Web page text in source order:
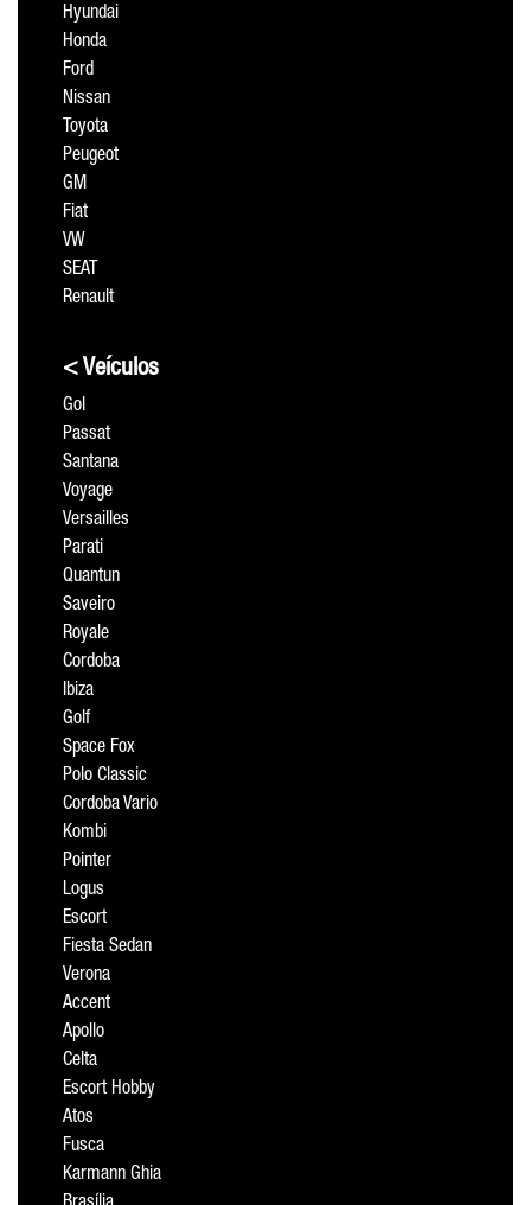
Hyundai
Honda
Ford
Nissan
Toyota
Peugeot
GM
Fiat
VW
SEAT
Renault
< Veículos
Gol
Passat
Santana
Voyage
Versailles
Parati
Quantun
Saveiro
Royale
Cordoba
Ibiza
Golf
Space Fox
Polo Classic
Cordoba Vario
Kombi
Pointer
Logus
Escort
Fiesta Sedan
Verona
Accent
Apollo
Celta
Escort Hobby
Atos
Fusca
Karmann Ghia